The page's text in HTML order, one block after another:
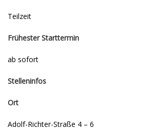
Teilzeit
Frühester Starttermin
ab sofort
Stelleninfos
Ort
Adolf-Richter-Straße 4 – 6